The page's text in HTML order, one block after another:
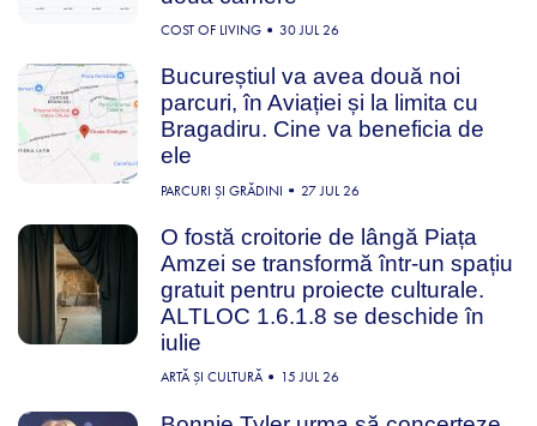
COST OF LIVING 30 JUL 26
Bucureștiul va avea două noi
parcuri, în Aviației și la limita cu
Bragadiru. Cine va beneficia de
ele
PARCURI ȘI GRĂDINI 27 JUL 26
O fostă croitorie de lângă Piața
Amzei se transformă într-un spațiu
gratuit pentru proiecte culturale.
ALTLOC 1.6.1.8 se deschide în
iulie
ARTĂ ȘI CULTURĂ 15 JUL 26